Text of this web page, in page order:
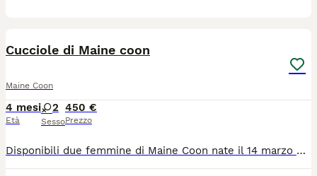
Cucciole di Maine coon
Maine Coon
4 mesi
Età
2
Sesso
450 €
Prezzo
Disponibili due femmine di Maine Coon nate il 14 marzo Sverminate , abituate alla lettiera Genitori visibili , hanno due anni